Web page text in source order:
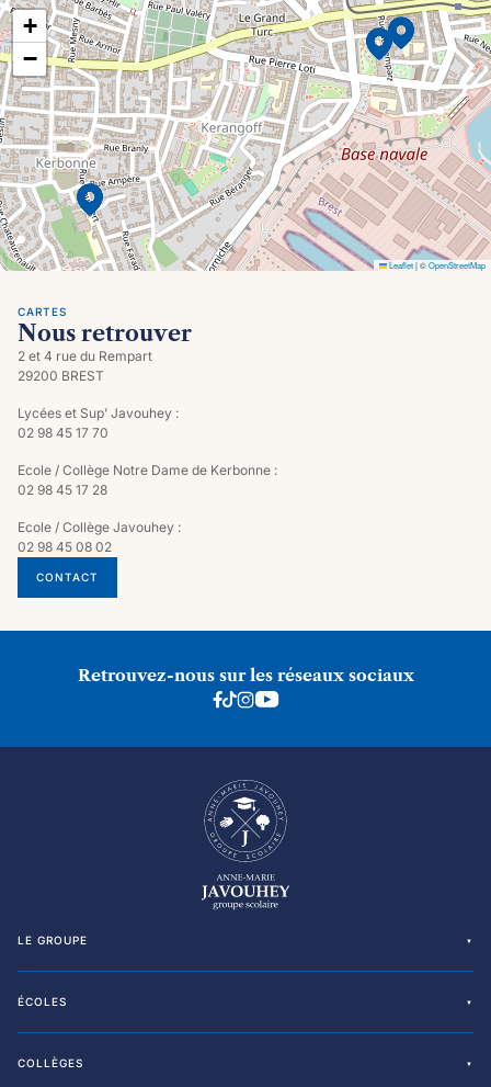
CARTES
Nous retrouver
2 et 4 rue du Rempart
29200 BREST
Lycées et Sup’ Javouhey :
02 98 45 17 70
Ecole / Collège Notre Dame de Kerbonne :
02 98 45 17 28
Ecole / Collège Javouhey :
02 98 45 08 02
CONTACT
+
−
Leaflet|©OpenStreetMap
Retrouvez-nous sur les réseaux sociaux
LE GROUPE
ÉCOLES
COLLÈGES